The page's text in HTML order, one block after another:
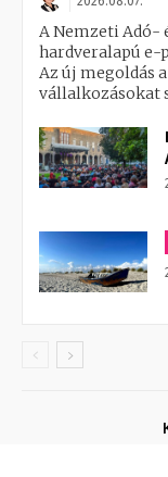
A Nemzeti Adó-
hardveralapú e-
Az új megoldás
vállalkozásokat